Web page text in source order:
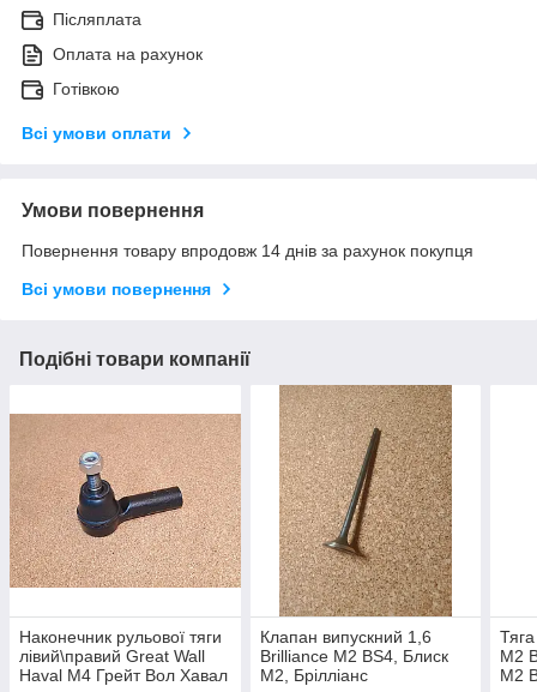
Післяплата
Оплата на рахунок
Готівкою
Всі умови оплати
Умови повернення
Повернення товару впродовж 14 днів за рахунок покупця
Всі умови повернення
Подібні товари компанії
Наконечник рульової тяги
лівий\правий Great Wall
Haval M4 Грейт Вол Хавал
Клапан випускний 1,6
Brilliance M2 BS4, Блиск
М2, Брілліанс
M2
M2